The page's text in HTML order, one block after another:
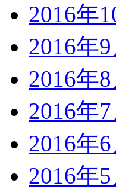
2016年
2016年9
2016年8
2016年7
2016年6
2016年5